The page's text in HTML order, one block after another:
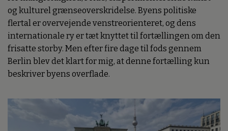
og kulturel grænseoverskridelse. Byens politiske
flertal er overvejende venstreorienteret, og dens
internationale ry er tæt knyttet til fortællingen om den
frisatte storby. Men efter fire dage til fods gennem
Berlin blev det klart for mig, at denne fortælling kun
beskriver byens overflade.